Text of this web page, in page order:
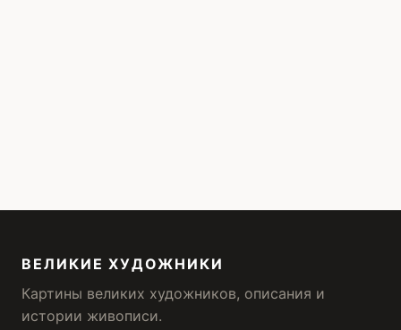
ВЕЛИКИЕ ХУДОЖНИКИ
Картины великих художников, описания и
истории живописи.